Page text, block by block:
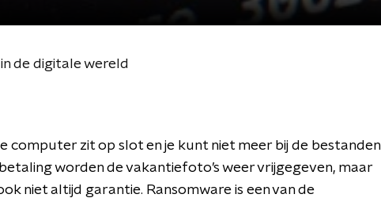
de digitale wereld
computer zit op slot en je kunt niet meer bij de bestanden
worden de vakantiefoto’s weer vrijgegeven, maar
niet altijd garantie. Ransomware is een van de